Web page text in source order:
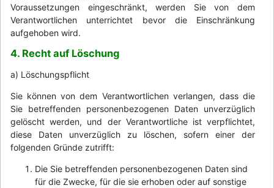
Voraussetzungen eingeschränkt, werden Sie von dem
Verantwortlichen unterrichtet bevor die Einschränkung
aufgehoben wird.
4. Recht auf Löschung
a) Löschungspflicht
Sie können von dem Verantwortlichen verlangen, dass die
Sie betreffenden personenbezogenen Daten unverzüglich
gelöscht werden, und der Verantwortliche ist verpflichtet,
diese Daten unverzüglich zu löschen, sofern einer der
folgenden Gründe zutrifft:
Die Sie betreffenden personenbezogenen Daten sind
für die Zwecke, für die sie erhoben oder auf sonstige